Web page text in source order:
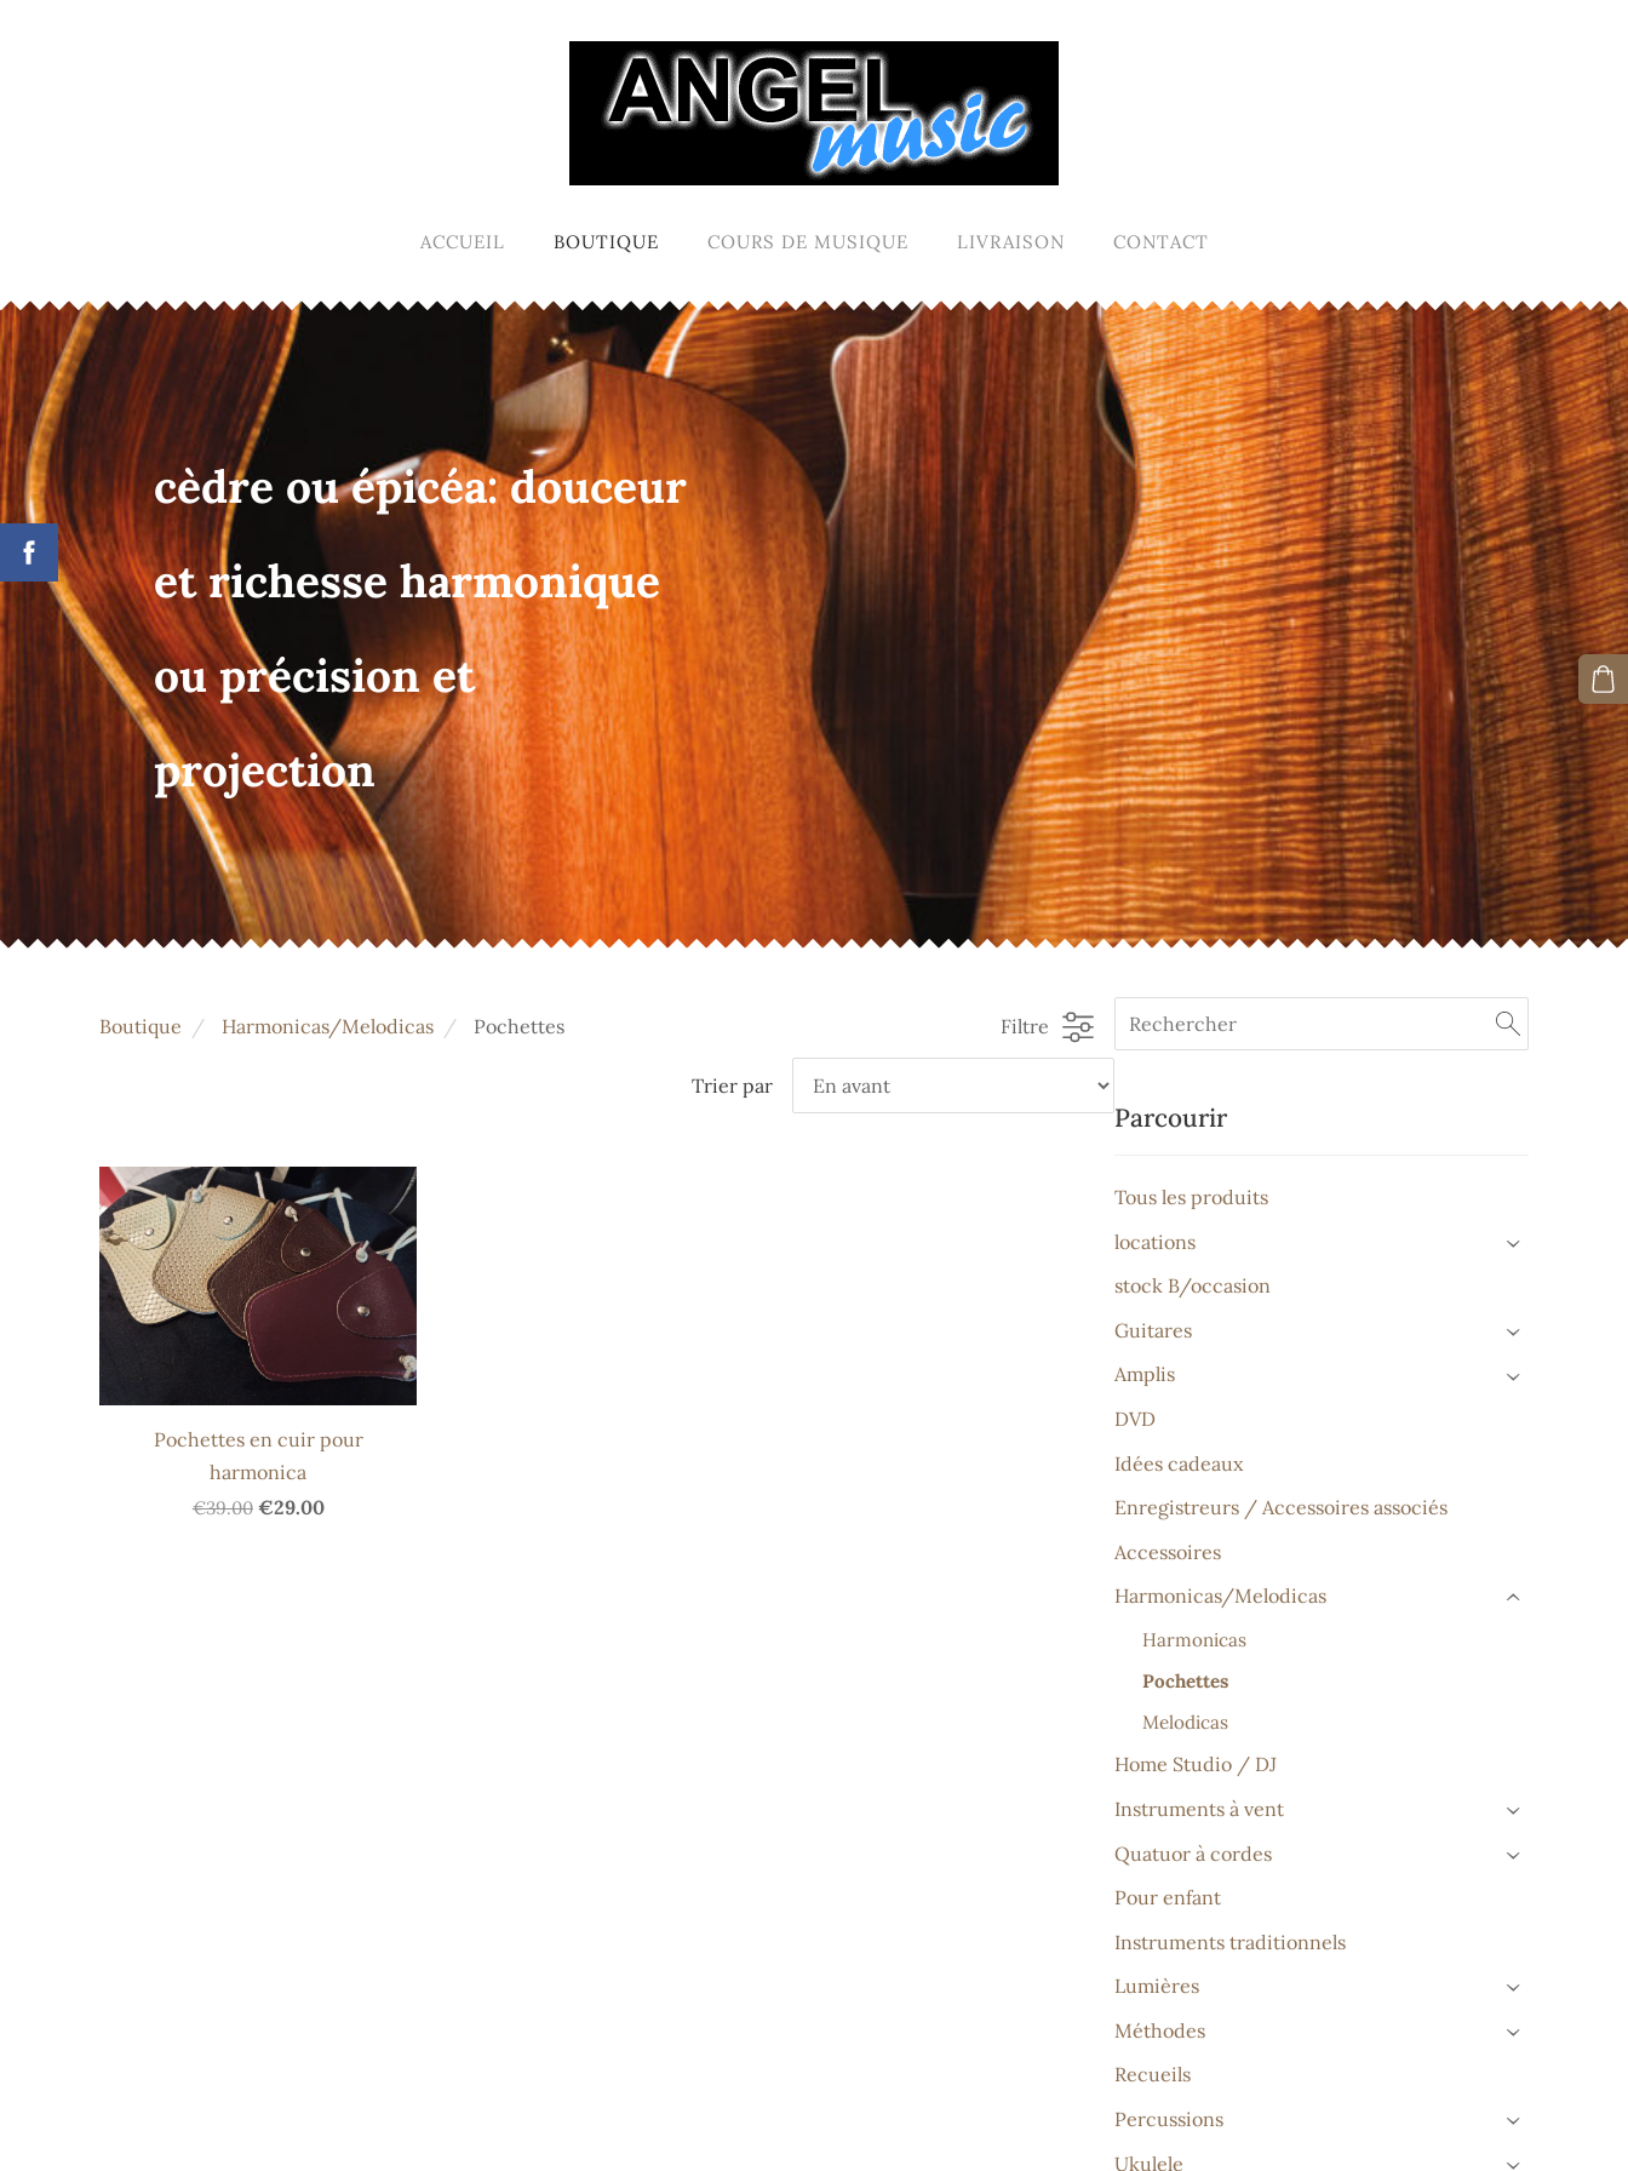
ACCUEIL BOUTIQUE COURS DE MUSIQUE LIVRAISON CONTACT
cèdre ou épicéa: douceur
et richesse harmonique
ou précision et
projection
Parcourir
Tous les produits
locations
›
stock B/occasion
Guitares
›
Amplis ›
DVD
Idées cadeaux
Enregistreurs / Accessoires associés
Accessoires
Harmonicas/Melodicas
Harmonicas
Pochettes
Melodicas
›
Home Studio / DJ
Instruments à vent
›
Quatuor à cordes ›
Pour enfant
Instruments traditionnels
Lumières
›
Méthodes ›
Recueils
Percussions
›
Ukulele ›
Boutique Harmonicas/Melodicas Pochettes Filtre
Trier par
Pochettes en cuir pour
harmonica
€39.00 €29.00